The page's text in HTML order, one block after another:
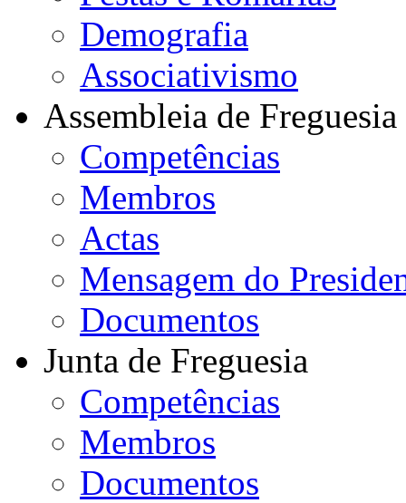
Demografia
Associativismo
Assembleia de Freguesia
Competências
Membros
Actas
Mensagem do
Documentos
Junta de Freguesia
Competências
Membros
Documentos